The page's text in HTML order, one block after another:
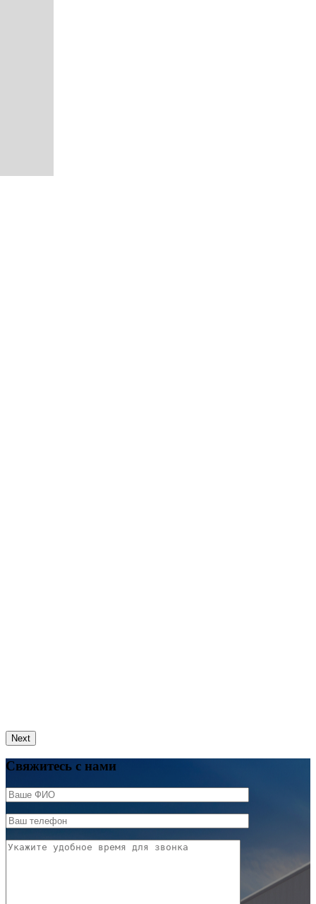
Next
Свяжитесь с нами